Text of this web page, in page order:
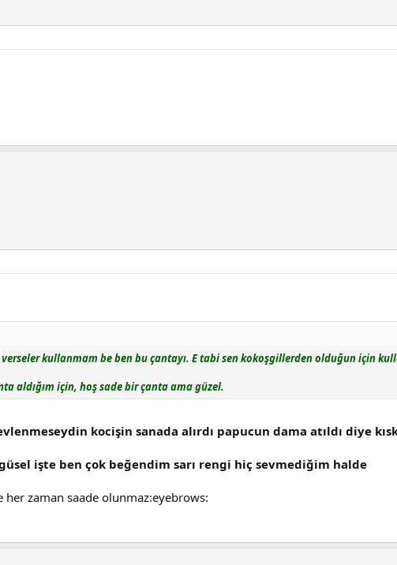
kullanmam be ben bu çantayı. E tabi sen kokoşgillerden olduğun için
aldığım için, hoş sade bir çanta ama güzel.
kocişin sanada alırdı papucun dama atıldı diye
işte ben çok beğendim sarı rengi hiç sevmediğim halde
zaman saade olunmaz:eyebrows: